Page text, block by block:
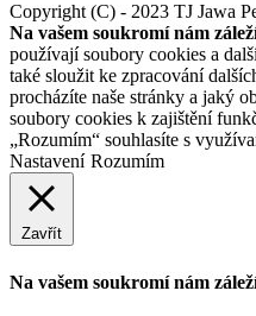
Copyright (C) - 2023 TJ Jawa
Na vašem soukromí nám
používají soubory cookies a
také sloužit ke zpracování
procházíte naše stránky a jaký
soubory cookies k zajištění
„Rozumím“ souhlasíte s
Nastavení Rozumím
Zavřít
Na vašem soukromí nám